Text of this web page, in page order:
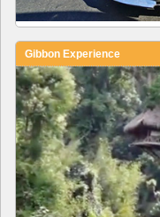
Gibbon Experience